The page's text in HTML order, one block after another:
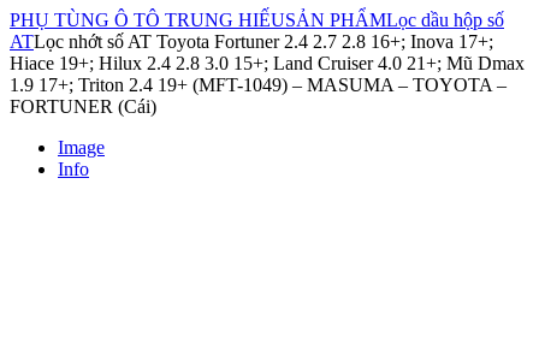
PHỤ TÙNG Ô TÔ TRUNG HIẾUSẢN PHẨMLọc dầu hộp số
ATLọc nhớt số AT Toyota Fortuner 2.4 2.7 2.8 16+; Inova 17+;
Hiace 19+; Hilux 2.4 2.8 3.0 15+; Land Cruiser 4.0 21+; Mũ Dmax
1.9 17+; Triton 2.4 19+ (MFT-1049) – MASUMA – TOYOTA –
FORTUNER (Cái)
Image
Info